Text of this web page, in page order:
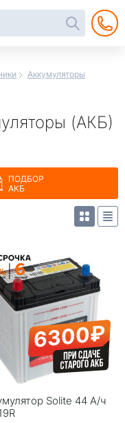
Аккумуляторы
(АКБ)
ПОДБОР
АКБ
Solite 44 А/ч
6300₽